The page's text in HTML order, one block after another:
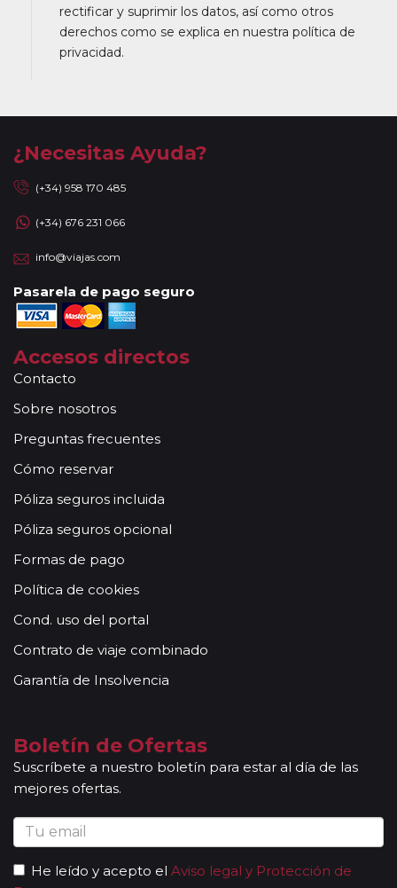
rectificar y suprimir los datos, así como otros
derechos como se explica en nuestra política de
privacidad.
¿Necesitas Ayuda?
(+34) 958 170 485
(+34) 676 231 066
info@viajas.com
Pasarela de pago seguro
Accesos directos
Contacto
Sobre nosotros
Preguntas frecuentes
Cómo reservar
Póliza seguros incluida
Póliza seguros opcional
Formas de pago
Política de cookies
Cond. uso del portal
Contrato de viaje combinado
Garantía de Insolvencia
Boletín de Ofertas
Suscríbete a nuestro boletín para estar al día de las
mejores ofertas.
He leído y acepto el Aviso legal y Protección de